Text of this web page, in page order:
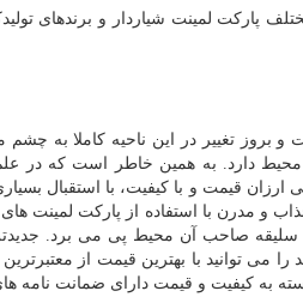
لمینت شیاردار و برندهای
تغییر در این ناحیه کاملا به چشم
دارد. به همین خاطر است که در
قیمت و با کیفیت، با استقبال
جذاب و مدرن با استفاده از پارکت
سلیقه صاحب آن محیط پی می برد.
را می توانید با بهترین قیمت از
به کیفیت و قیمت دارای ضمانت نامه